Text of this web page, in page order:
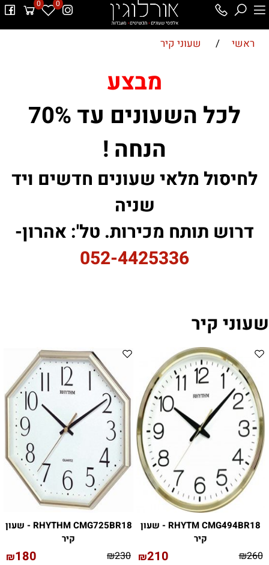
0 0
ראשי / שעוני קיר
מבצע
לכל השעונים עד 70%
הנחה !
לחיסול מלאי שעונים חדשים ויד
שניה
דרוש תותח מכירות. טל': אהרון-
052-4425336
שעוני קיר
RHYTM CMG494BR18 - שעון
קיר
₪260
₪210
RHYTHM CMG725BR18 - שעון
קיר
₪230
₪180